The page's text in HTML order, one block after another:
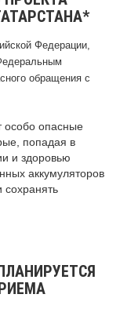
Федерации,
обращения с
особо опасные
попадая в
и здоровью
аккумуляторов
сохранять